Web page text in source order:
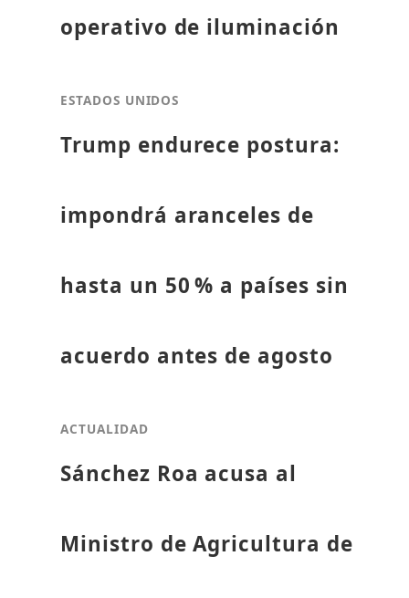
operativo de iluminación
ESTADOS UNIDOS
Trump endurece postura:
impondrá aranceles de
hasta un 50 % a países sin
acuerdo antes de agosto
ACTUALIDAD
Sánchez Roa acusa al
Ministro de Agricultura de